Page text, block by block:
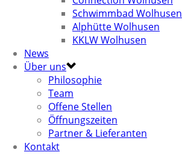
Schwimmbad Wolhusen
Alphütte Wolhusen
KKLW Wolhusen
News
Über uns
Philosophie
Team
Offene Stellen
Öffnungszeiten
Partner & Lieferanten
Kontakt